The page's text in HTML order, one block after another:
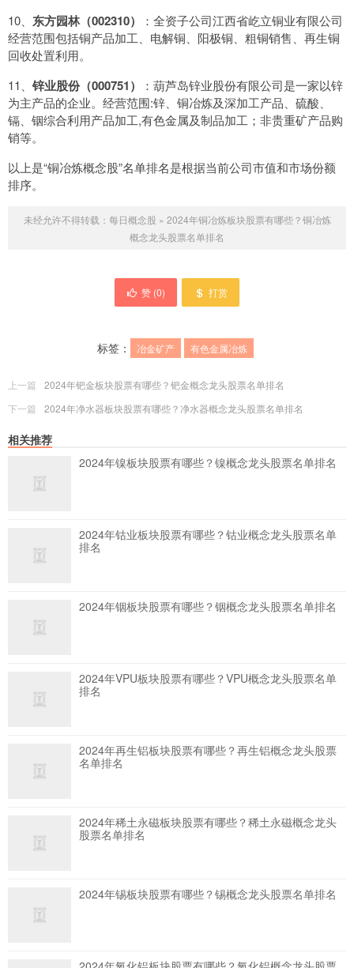
10、 东方园林（002310）
：全资子公司江西省屹立铜业有限公司
经营范围包括铜产品加工、电解铜、阳极铜、粗铜销售、再生铜
回收处置利用。
11、 锌业股份（000751）
：葫芦岛锌业股份有限公司是一家以锌
为主产品的企业。经营范围:锌、铜冶炼及深加工产品、硫酸、
镉、铟综合利用产品加工,有色金属及制品加工；非贵重矿产品购
销等。
以上是“铜冶炼概念股”名单排名是根据当前公司市值和市场份额
排序。
未经允许不得转载： 每日概念股 » 2024年铜冶炼板块股票有哪些？铜冶炼
概念龙头股票名单排名
赞 (0) 打赏
标签： 冶金矿产 有色金属冶炼
上一篇
2024年钯金板块股票有哪些？钯金概念龙头股票名单排名
下一篇
2024年净水器板块股票有哪些？净水器概念龙头股票名单排名
相关推荐
2024年镍板块股票有哪些？镍概念龙头股票名单排名
2024年钴业板块股票有哪些？钴业概念龙头股票名单
排名
2024年铟板块股票有哪些？铟概念龙头股票名单排名
2024年VPU板块股票有哪些？VPU概念龙头股票名单
排名
2024年再生铝板块股票有哪些？再生铝概念龙头股票
名单排名
2024年稀土永磁板块股票有哪些？稀土永磁概念龙头
股票名单排名
2024年锡板块股票有哪些？锡概念龙头股票名单排名